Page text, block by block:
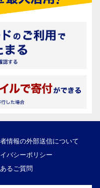
情報の外部送信について
バシーポリシー
るご質問